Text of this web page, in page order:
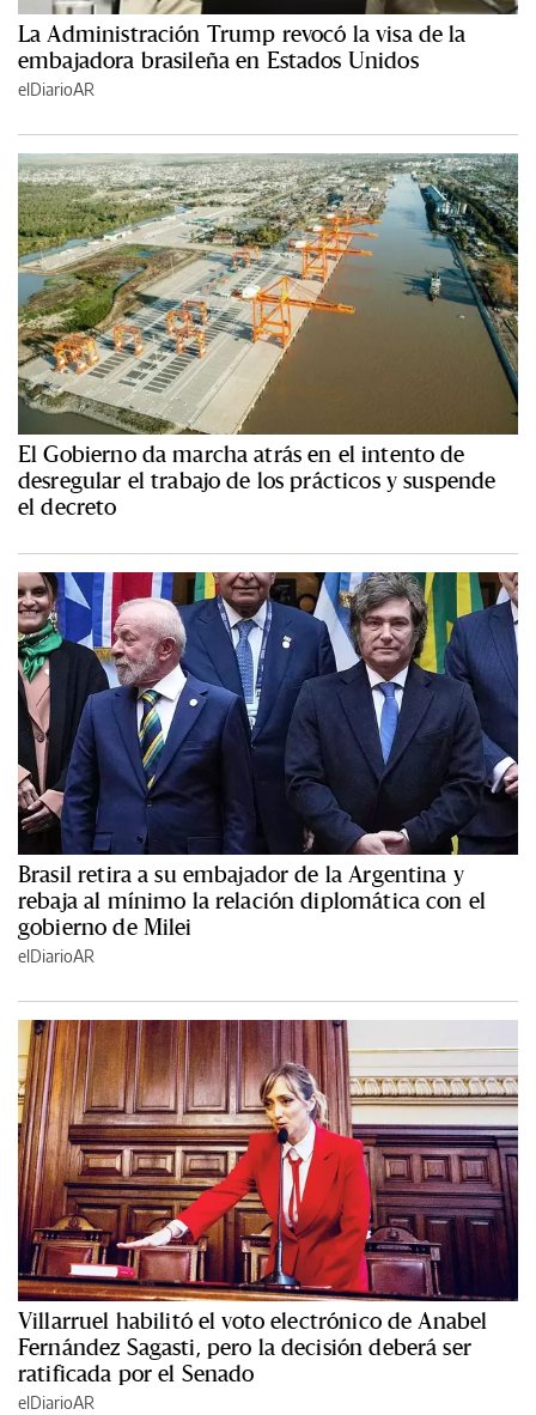
La Administración Trump revocó la visa de la
embajadora brasileña en Estados Unidos
elDiarioAR
El Gobierno da marcha atrás en el intento de
desregular el trabajo de los prácticos y suspende
el decreto
Brasil retira a su embajador de la Argentina y
rebaja al mínimo la relación diplomática con el
gobierno de Milei
elDiarioAR
Villarruel habilitó el voto electrónico de Anabel
Fernández Sagasti, pero la decisión deberá ser
ratificada por el Senado
elDiarioAR